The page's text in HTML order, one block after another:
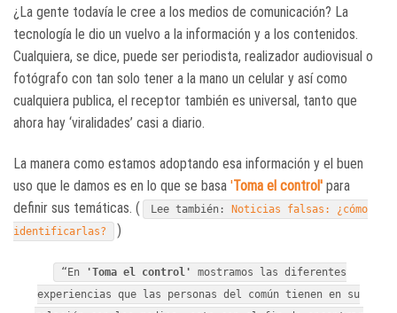
¿La gente todavía le cree a los medios de comunicación? La
tecnología le dio un vuelvo a la información y a los contenidos.
Cualquiera, se dice, puede ser periodista, realizador audiovisual o
fotógrafo con tan solo tener a la mano un celular y así como
cualquiera publica, el receptor también es universal, tanto que
ahora hay ‘viralidades’ casi a diario.
La manera como estamos adoptando esa información y el buen
uso que le damos es en lo que se basa 'Toma el control' para
definir sus temáticas. (
Lee también:
Noticias falsas: ¿cómo
identificarlas?
)
“En 'Toma el control'
mostramos las diferentes
experiencias que las personas del común tienen en su